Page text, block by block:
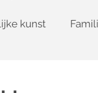
kunst